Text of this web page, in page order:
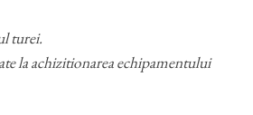
turei.
la achizitionarea echipamentului